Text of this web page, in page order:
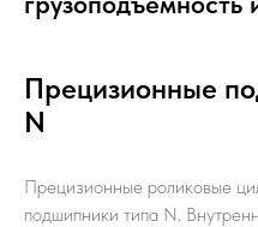
Прецизионные
N
Прецизионные роликовые
подшипники типа N.